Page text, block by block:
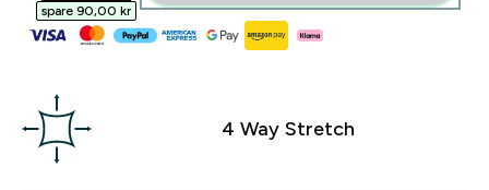
spare 90,00 kr‎
4 Way Stretch